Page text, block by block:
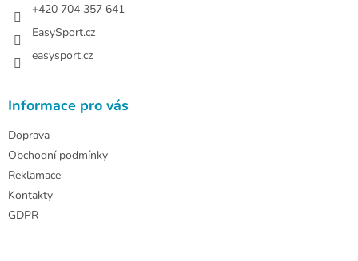
+420 704 357 641
EasySport.cz
easysport.cz
Informace pro vás
Doprava
Obchodní podmínky
Reklamace
Kontakty
GDPR